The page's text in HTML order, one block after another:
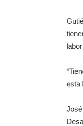
esta